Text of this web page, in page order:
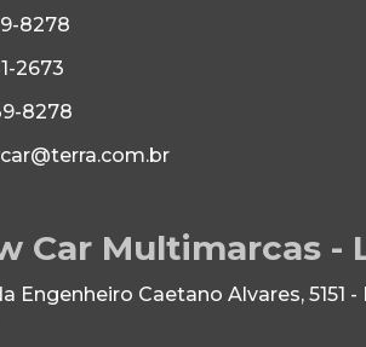
8278
2673
8278
Car Multimarcas -
Engenheiro Caetano Alvares, 5151